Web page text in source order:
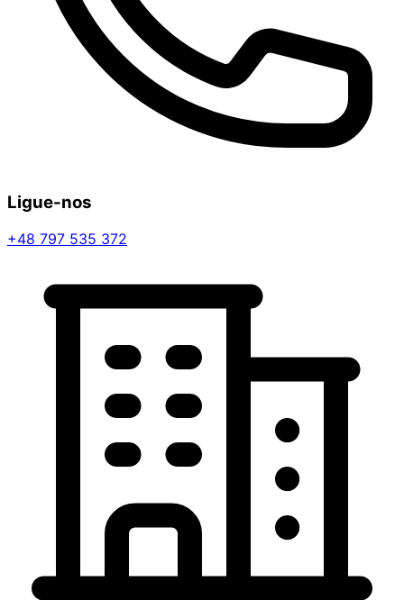
Ligue-nos
+48 797 535 372